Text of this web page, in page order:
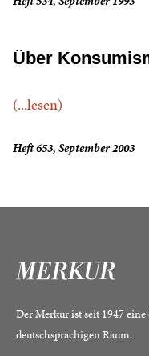
Über
(...lesen)
Heft 653, September 2003
Der Merkur ist seit 1947
deutschsprachigen Raum.